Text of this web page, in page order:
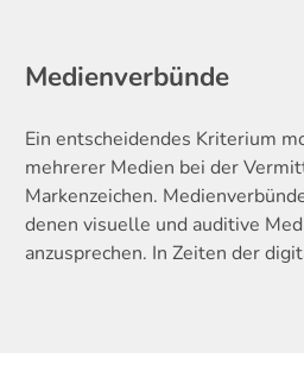
Medienverbünde
Ein entscheidendes Kriterium
mehrerer Medien bei der
Markenzeichen.
denen visuelle und auditive
anzusprechen. In Zeiten der